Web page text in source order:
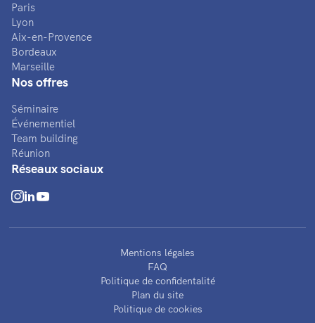
Paris
Lyon
Aix-en-Provence
Bordeaux
Marseille
Nos offres
Séminaire
Événementiel
Team building
Réunion
Réseaux sociaux
Mentions légales
FAQ
Politique de confidentalité
Plan du site
Politique de cookies